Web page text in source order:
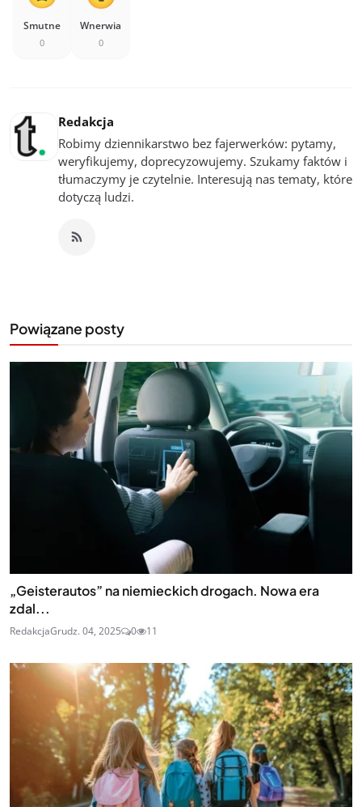
Smutne
0
Wnerwia
0
Redakcja
Robimy dziennikarstwo bez fajerwerków: pytamy,
weryfikujemy, doprecyzowujemy. Szukamy faktów i
tłumaczymy je czytelnie. Interesują nas tematy, które
dotyczą ludzi.
Powiązane posty
„Geisterautos” na niemieckich drogach. Nowa era
zdal...
RedakcjaGrudz. 04, 2025 0 11